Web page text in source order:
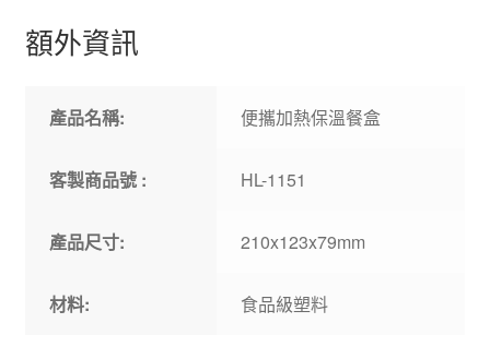
額外資訊
產品名稱: 便攜加熱保溫餐盒
客製商品號 : HL-1151
產品尺寸: 210x123x79mm
材料: 食品級塑料